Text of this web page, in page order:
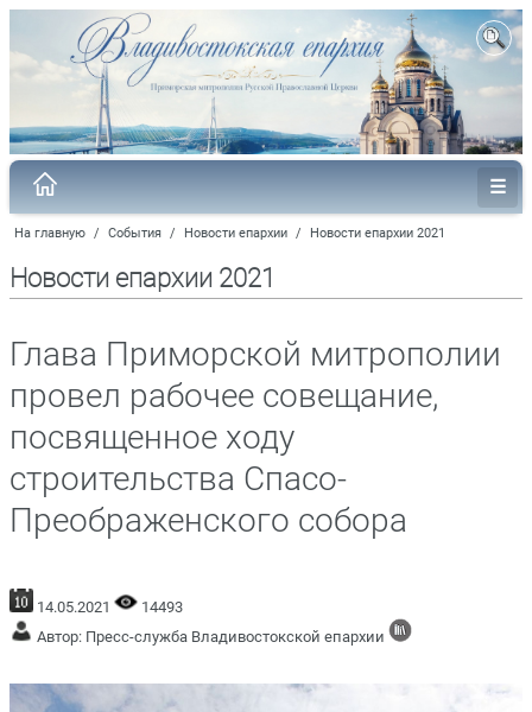
На главную / События / Новости епархии / Новости епархии 2021
Новости епархии 2021
Глава Приморской митрополии
провел рабочее совещание,
посвященное ходу
строительства Спасо-
Преображенского собора
14.05.2021
14493
Автор: Пресс-служба Владивостокской епархии